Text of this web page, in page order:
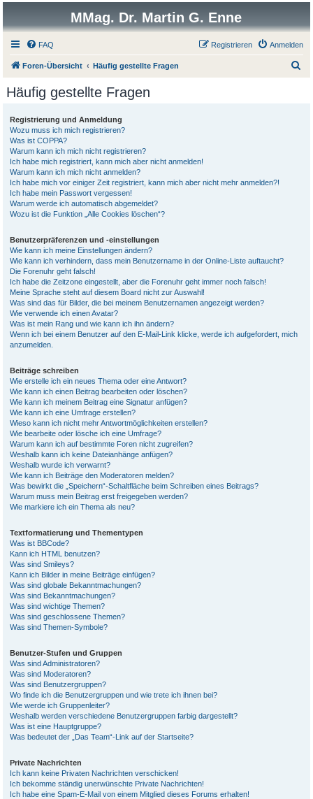
MMag. Dr. Martin G. Enne
FAQ Anmelden
Registrieren
Foren-Übersicht Häufig gestellte Fragen
Häufig gestellte Fragen
Registrierung und Anmeldung
Wozu muss ich mich registrieren?
Was ist COPPA?
Warum kann ich mich nicht registrieren?
Ich habe mich registriert, kann mich aber nicht anmelden!
Warum kann ich mich nicht anmelden?
Ich habe mich vor einiger Zeit registriert, kann mich aber nicht mehr anmelden?!
Ich habe mein Passwort vergessen!
Warum werde ich automatisch abgemeldet?
Wozu ist die Funktion „Alle Cookies löschen“?
Benutzerpräferenzen und -einstellungen
Wie kann ich meine Einstellungen ändern?
Wie kann ich verhindern, dass mein Benutzername in der Online-Liste auftaucht?
Die Forenuhr geht falsch!
Ich habe die Zeitzone eingestellt, aber die Forenuhr geht immer noch falsch!
Meine Sprache steht auf diesem Board nicht zur Auswahl!
Was sind das für Bilder, die bei meinem Benutzernamen angezeigt werden?
Wie verwende ich einen Avatar?
Was ist mein Rang und wie kann ich ihn ändern?
Wenn ich bei einem Benutzer auf den E-Mail-Link klicke, werde ich aufgefordert, mich
anzumelden.
Beiträge schreiben
Wie erstelle ich ein neues Thema oder eine Antwort?
Wie kann ich einen Beitrag bearbeiten oder löschen?
Wie kann ich meinem Beitrag eine Signatur anfügen?
Wie kann ich eine Umfrage erstellen?
Wieso kann ich nicht mehr Antwortmöglichkeiten erstellen?
Wie bearbeite oder lösche ich eine Umfrage?
Warum kann ich auf bestimmte Foren nicht zugreifen?
Weshalb kann ich keine Dateianhänge anfügen?
Weshalb wurde ich verwarnt?
Wie kann ich Beiträge den Moderatoren melden?
Was bewirkt die „Speichern“-Schaltfläche beim Schreiben eines Beitrags?
Warum muss mein Beitrag erst freigegeben werden?
Wie markiere ich ein Thema als neu?
Textformatierung und Thementypen
Was ist BBCode?
Kann ich HTML benutzen?
Was sind Smileys?
Kann ich Bilder in meine Beiträge einfügen?
Was sind globale Bekanntmachungen?
Was sind Bekanntmachungen?
Was sind wichtige Themen?
Was sind geschlossene Themen?
Was sind Themen-Symbole?
Benutzer-Stufen und Gruppen
Was sind Administratoren?
Was sind Moderatoren?
Was sind Benutzergruppen?
Wo finde ich die Benutzergruppen und wie trete ich ihnen bei?
Wie werde ich Gruppenleiter?
Weshalb werden verschiedene Benutzergruppen farbig dargestellt?
Was ist eine Hauptgruppe?
Was bedeutet der „Das Team“-Link auf der Startseite?
Private Nachrichten
Ich kann keine Privaten Nachrichten verschicken!
Ich bekomme ständig unerwünschte Private Nachrichten!
Ich habe eine Spam-E-Mail von einem Mitglied dieses Forums erhalten!